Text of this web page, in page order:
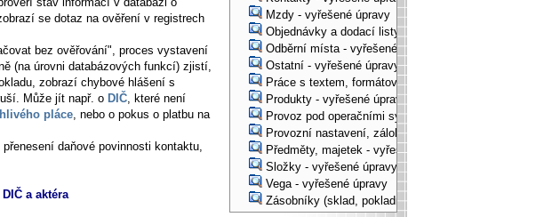
Mzdy - vyřešené úpravy
Objednávky a dodací listy - vyřešené úpravy
Odběrní místa - vyřešené úpravy
Ostatní - vyřešené úpravy
Práce s textem, formátování, ... - vyřešené úpravy
Produkty - vyřešené úpravy
Provoz pod operačními systémy, technologické věci -
Provozní nastavení, zálohování, instalace, ... -
Předměty, majetek - vyřešené úpravy
Složky - vyřešené úpravy
Vega - vyřešené úpravy
Zásobníky (sklad, pokladna, bank. účet) - vyřešené
se dotaz na ověření v registrech
bez ověřování", proces vystavení
(na úrovni databázových funkcí) zjistí,
zobrazí chybové hlášení s
Může jít např. o DIČ, které není
pláce, nebo o pokus o platbu na
daňové povinnosti kontaktu,
a aktéra